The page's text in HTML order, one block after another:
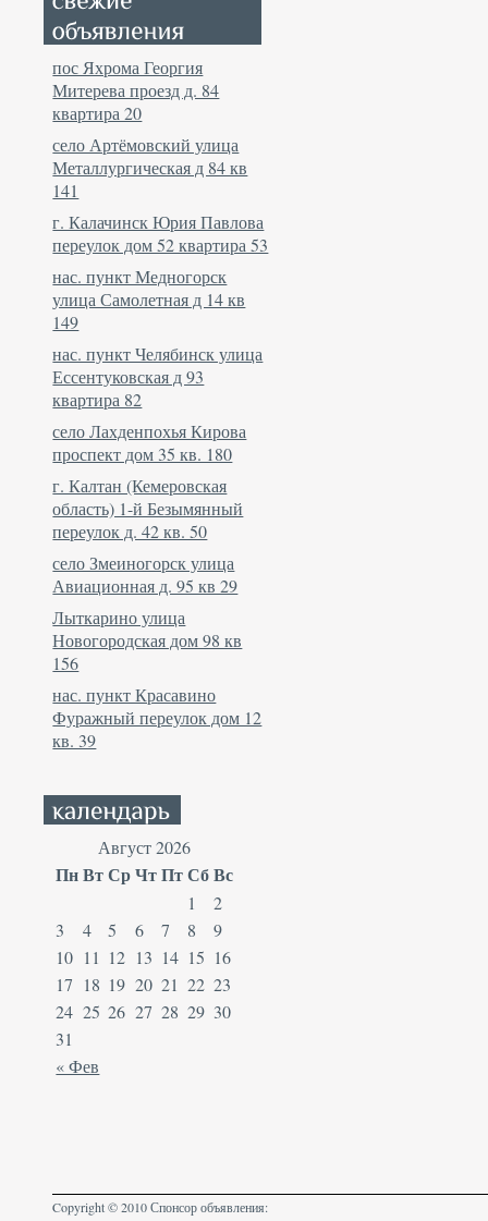
пос Яхрома Георгия
Митерева проезд д. 84
квартира 20
село Артёмовский улица
Металлургическая д 84 кв
141
г. Калачинск Юрия Павлова
переулок дом 52 квартира 53
нас. пункт Медногорск
улица Самолетная д 14 кв
149
нас. пункт Челябинск улица
Ессентуковская д 93
квартира 82
село Лахденпохья Кирова
проспект дом 35 кв. 180
г. Калтан (Кемеровская
область) 1-й Безымянный
переулок д. 42 кв. 50
село Змеиногорск улица
Авиационная д. 95 кв 29
Лыткарино улица
Новогородская дом 98 кв
156
нас. пункт Красавино
Фуражный переулок дом 12
кв. 39
Август 2026
ПнВтСрЧтПтСбВс
« Фев
1
2
3
4 5 6 7 8
9
10 11 12 13 14 15 16
17 18 19 20 21 22 23
24 25 26 27 28 29 30
31
Copyright © 2010 Спонсор объявления: